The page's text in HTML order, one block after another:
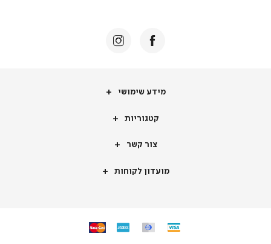
מידע
מידע שימושי
קטגוריותקטגוריות
צור
צור קשר
מועדון
מועדון לקוחות